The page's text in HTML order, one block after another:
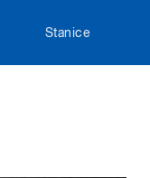
Stanice